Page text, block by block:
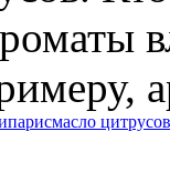
масло